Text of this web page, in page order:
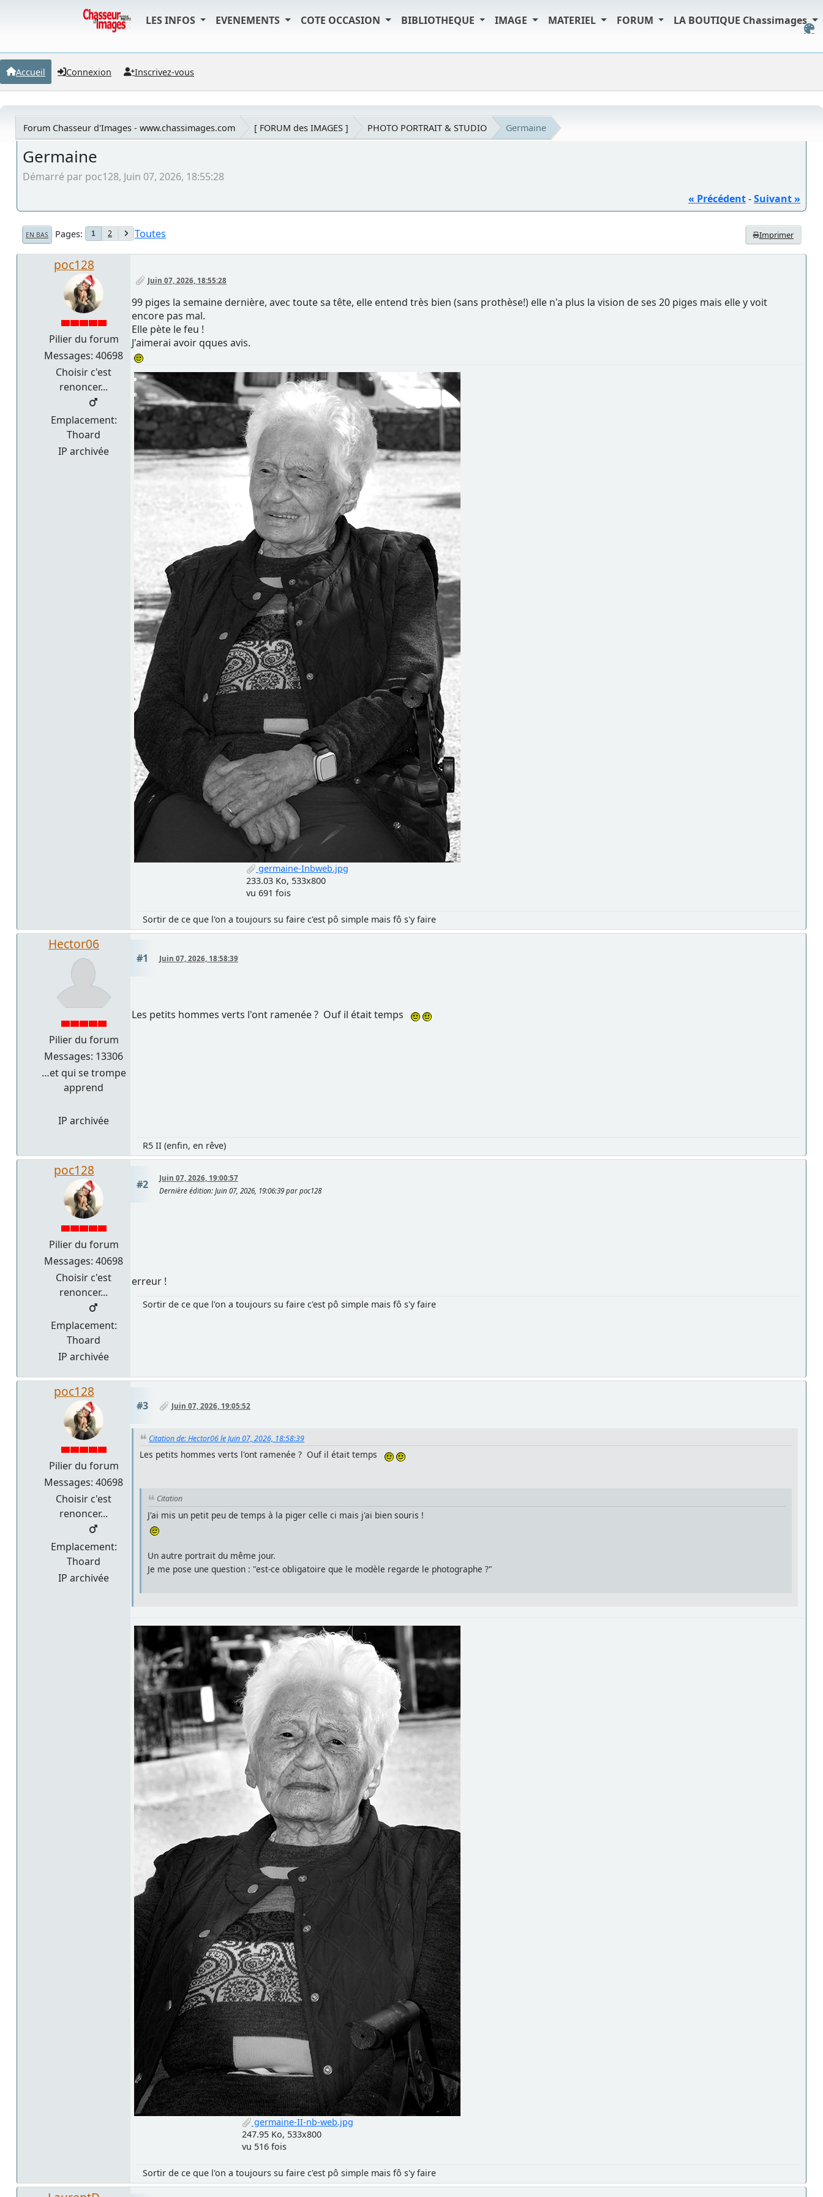
LES INFOS EVENEMENTS COTE OCCASION BIBLIOTHEQUE IMAGE MATERIEL FORUM LA BOUTIQUE Chassimages
Accueil Connexion Inscrivez-vous
Forum Chasseur d'Images - www.chassimages.com [ FORUM des IMAGES ] PHOTO PORTRAIT & STUDIO Germaine
Germaine
Démarré par poc128, Juin 07, 2026, 18:55:28
« Précédent-Suivant »
Imprimer
EN BAS Pages 1 2 Toutes
poc128
Pilier du forum
Messages: 40698
Choisir c'est
renoncer...
Emplacement:
Thoard
IP archivée
Juin 07, 2026, 18:55:28
99 piges la semaine dernière, avec toute sa tête, elle entend très bien (sans prothèse!) elle n'a plus la vision de ses 20 piges mais elle y voit
encore pas mal.
Elle pète le feu !
J'aimerai avoir qques avis.
germaine-Inbweb.jpg
233.03 Ko, 533x800
vu 691 fois
Sortir de ce que l'on a toujours su faire c'est pô simple mais fô s'y faire
Hector06
Pilier du forum
Messages: 13306
…et qui se trompe
apprend
IP archivée
#1 Juin 07, 2026, 18:58:39
Les petits hommes verts l'ont ramenée ? Ouf il était temps
R5 II (enfin, en rêve)
poc128
Pilier du forum
Messages: 40698
Choisir c'est
renoncer...
Emplacement:
Thoard
IP archivée
#2
Juin 07, 2026, 19:00:57
Dernière édition: Juin 07, 2026, 19:06:39 par poc128
erreur !
Sortir de ce que l'on a toujours su faire c'est pô simple mais fô s'y faire
poc128
Pilier du forum
Messages: 40698
Choisir c'est
renoncer...
Emplacement:
Thoard
IP archivée
#3 Juin 07, 2026, 19:05:52
Citation de: Hector06 le Juin 07, 2026, 18:58:39
Les petits hommes verts l'ont ramenée ? Ouf il était temps
Citation
J'ai mis un petit peu de temps à la piger celle ci mais j'ai bien souris !
Un autre portrait du même jour.
Je me pose une question : "est-ce obligatoire que le modèle regarde le photographe ?"
germaine-II-nb-web.jpg
247.95 Ko, 533x800
vu 516 fois
Sortir de ce que l'on a toujours su faire c'est pô simple mais fô s'y faire